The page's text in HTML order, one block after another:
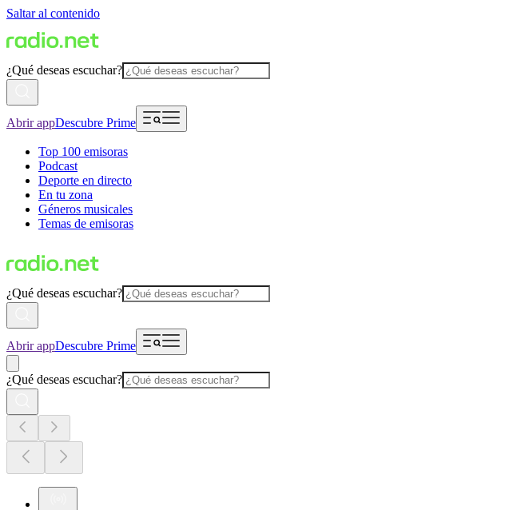
Saltar al contenido
¿Qué deseas escuchar?
Abrir appDescubre Prime
Top 100 emisoras
Podcast
Deporte en directo
En tu zona
Géneros musicales
Temas de emisoras
¿Qué deseas escuchar?
Abrir appDescubre Prime
¿Qué deseas escuchar?